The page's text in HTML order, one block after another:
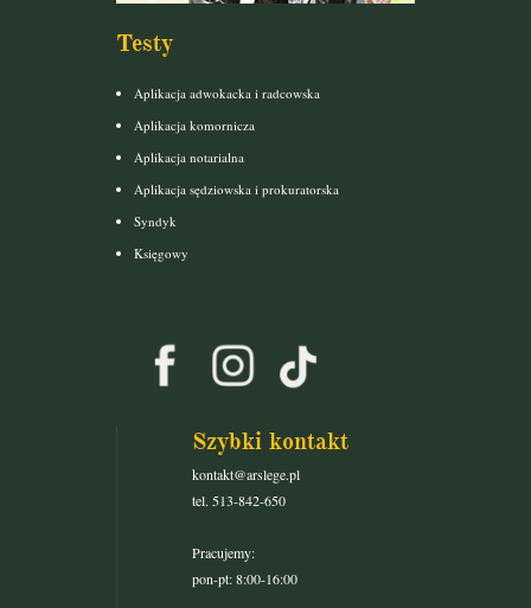
Testy
Aplikacja adwokacka i radcowska
Aplikacja komornicza
Aplikacja notarialna
Aplikacja sędziowska i prokuratorska
Syndyk
Księgowy
Szybki kontakt
kontakt@arslege.pl
tel. 513-842-650
Pracujemy:
pon-pt: 8:00-16:00